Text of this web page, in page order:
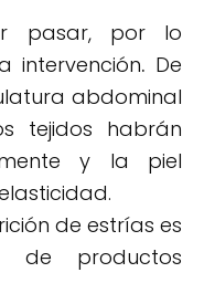
pasar, por lo
intervención. De
abdominal
tejidos habrán
y la piel
de estrías es
de productos